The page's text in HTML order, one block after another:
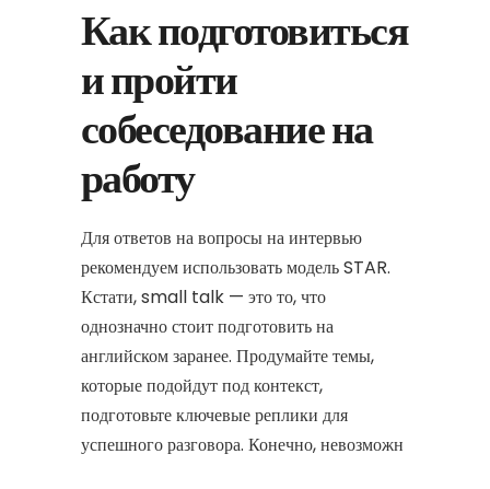
Как подготовиться
и пройти
собеседование на
работу
Для ответов на вопросы на интервью
рекомендуем использовать модель STAR.
Кстати, small talk — это то, что
однозначно стоит подготовить на
английском заранее. Продумайте темы,
которые подойдут под контекст,
подготовьте ключевые реплики для
успешного разговора. Конечно, невозможн